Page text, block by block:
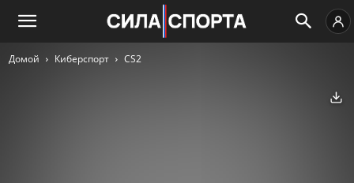
Домой Киберспорт CS2